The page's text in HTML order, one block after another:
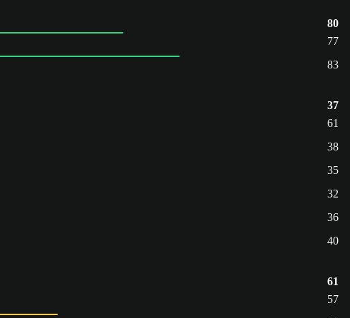
80
77
83
37
61
38
35
32
36
40
61
57